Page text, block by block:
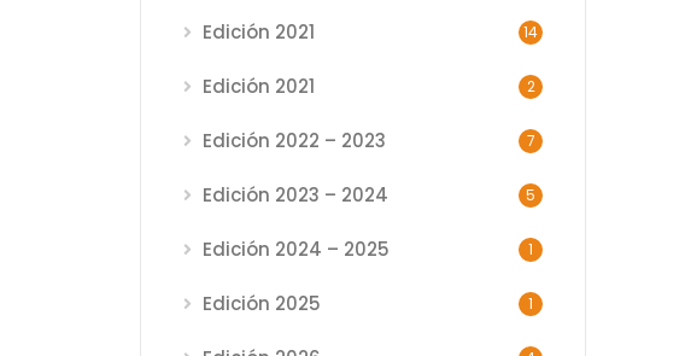
Edición 2021 14
Edición 2021 2
Edición 2022 – 2023 7
Edición 2023 – 2024 5
Edición 2024 – 2025 1
Edición 2025 1